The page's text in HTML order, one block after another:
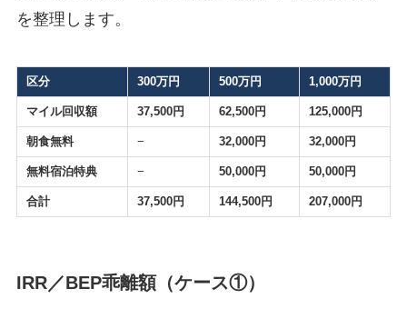
を整理します。
区分 300万円 500万円 1,000万円
マイル回収額 37,500円 62,500円 125,000円
朝食無料 − 32,000円 32,000円
無料宿泊特典 − 50,000円 50,000円
合計 37,500円 144,500円 207,000円
IRR／BEP乖離額（ケース①）